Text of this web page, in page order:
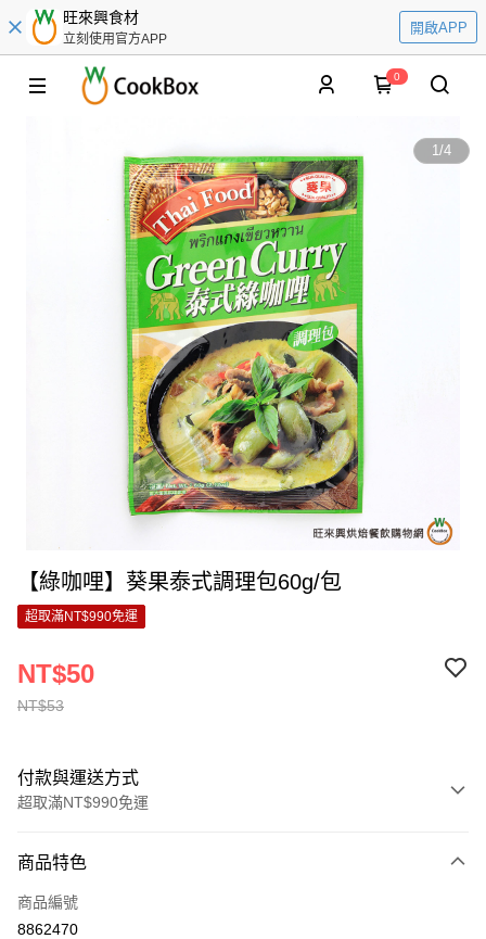
旺來興食材
立刻使用官方APP
開啟APP
0
1/4
【綠咖哩】葵果泰式調理包60g/包
超取滿NT$990免運
NT$53
NT$50
付款與運送方式
超取滿NT$990免運
信用卡一次付款
超商取貨付款
商品特色
商品編號
8862470